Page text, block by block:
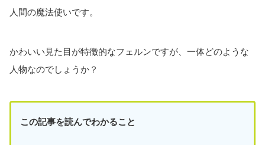
人間の魔法使いです。
かわいい見た目が特徴的なフェルンですが、一体どのような
人物なのでしょうか？
この記事を読んでわかること